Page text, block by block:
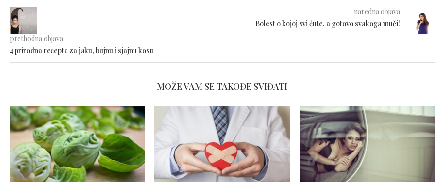
prethodna objava
4 prirodna recepta za jaku, bujnu i sjajnu kosu
naredna objava
Bolest o kojoj svi ćute, a gotovo svakoga muči!
MOŽE VAM SE TAKOĐE SVIĐATI